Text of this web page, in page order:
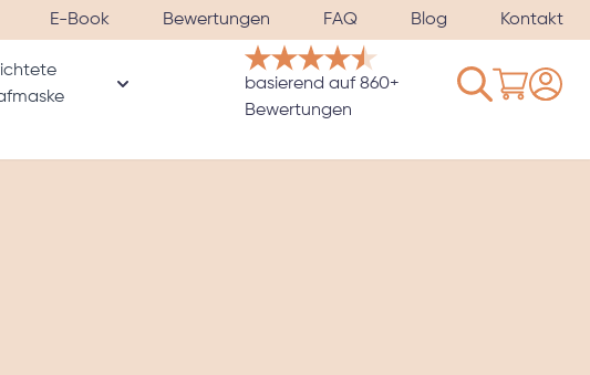
E-Book Bewertungen FAQ Blog Kontakt
anzeigen
für Kategorie Bezüge & Satinkissenbezüge anzeigen
Untermenü für Kategorie Gewichtete Schlafmaske
basierend auf 860+
Bewertungen
Warenkorb